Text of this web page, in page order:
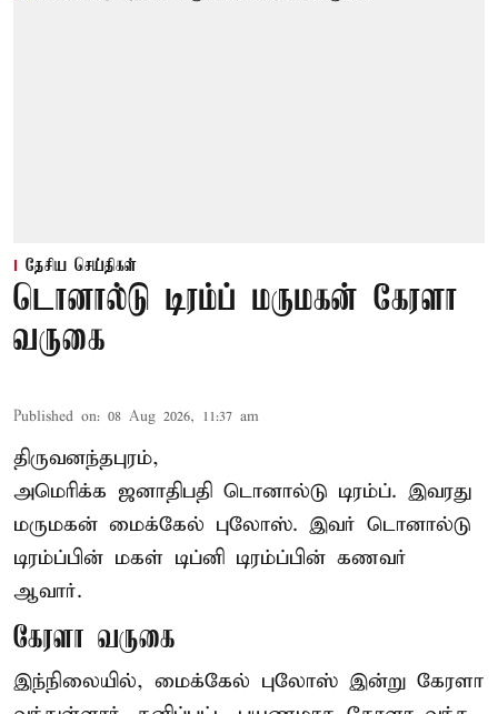
தேசிய செய்திகள்
டொனால்டு டிரம்ப் மருமகன் கேரளா
வருகை
Published on: 08 Aug 2026, 11:37 am
திருவனந்தபுரம்,
அமெரிக்க ஜனாதிபதி டொனால்டு டிரம்ப். இவரது
மருமகன் மைக்கேல் புலோஸ். இவர் டொனால்டு
டிரம்ப்பின் மகள் டிப்னி டிரம்ப்பின் கணவர்
ஆவார்.
கேரளா வருகை
இந்நிலையில், மைக்கேல் புலோஸ் இன்று கேரளா